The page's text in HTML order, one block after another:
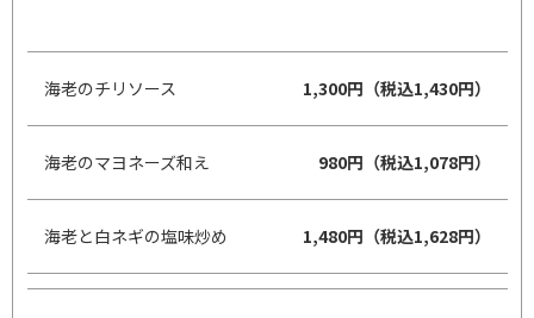
海老のチリソース 1,300円（税込1,430円）
海老のマヨネーズ和え 980円（税込1,078円）
海老と白ネギの塩味炒め 1,480円（税込1,628円）